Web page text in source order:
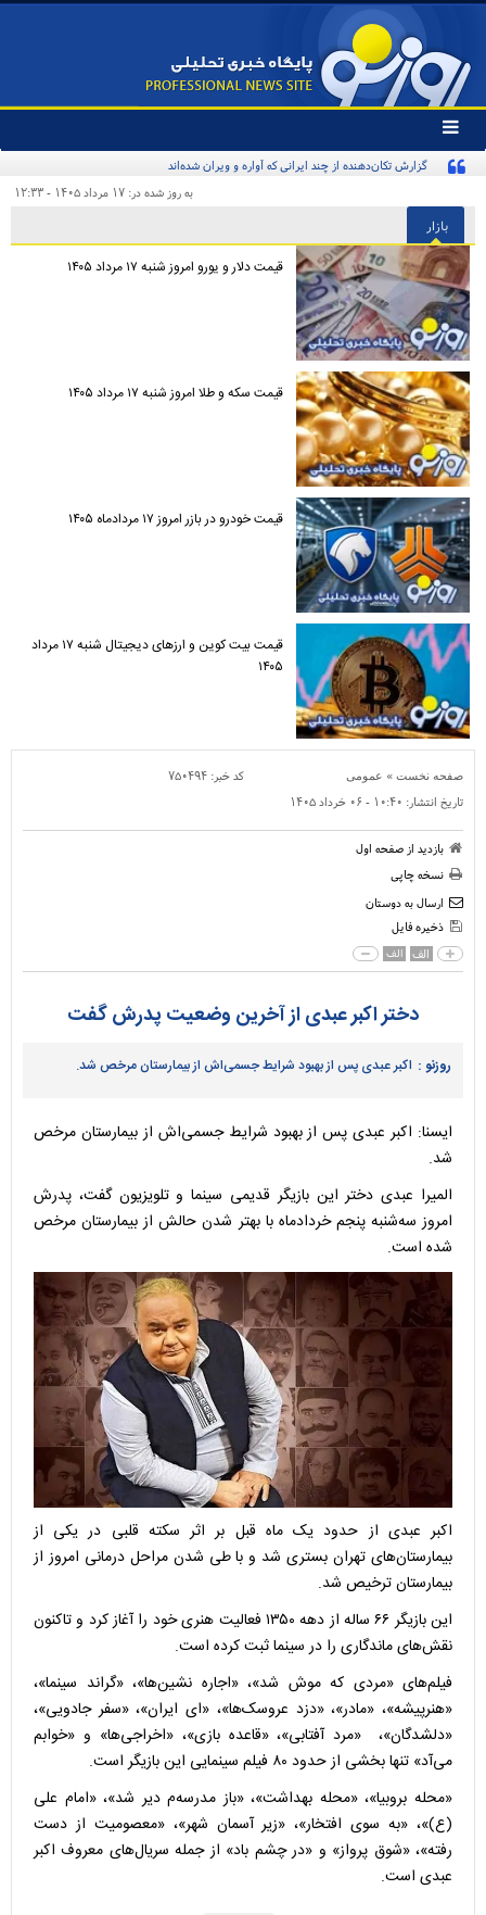
تغییر
وضعیت
منوی
ها
گزارش تکان‌دهنده از چند ایرانی که آواره و ویران شده‌اند
به روز شده در: ۱۷ مرداد ۱۴۰۵ - ۱۲:۳۳
بازار
قیمت دلار و یورو امروز شنبه ۱۷ مرداد ۱۴۰۵
قیمت سکه و طلا امروز شنبه ۱۷ مرداد ۱۴۰۵
قیمت خودرو در بازر امروز ۱۷ مردادماه ۱۴۰۵
قیمت بیت کوین و ارز‌های دیجیتال شنبه ۱۷ مرداد
۱۴۰۵
صفحه نخست » عمومی کد خبر: ۷۵۰۴۹۴
تاریخ انتشار: ۱۰:۴۰ - ۰۶ خرداد ۱۴۰۵
بازدید از صفحه اول
نسخه چاپی
ارسال به دوستان
ذخیره فایل
الف الف
دختر اکبر عبدی از آخرین وضعیت پدرش گفت
روزنو : اکبر عبدی پس از بهبود شرایط جسمی‌اش از بیمارستان مرخص شد.
ایسنا: اکبر عبدی پس از بهبود شرایط جسمی‌اش از بیمارستان مرخص
شد.
المیرا عبدی دختر این بازیگر قدیمی سینما و تلویزیون گفت، پدرش
امروز سه‌شنبه پنجم خردادماه با بهتر شدن حالش از بیمارستان مرخص
شده است.
اکبر عبدی از حدود یک ماه قبل بر اثر سکته قلبی در یکی از
بیمارستان‌های تهران بستری شد و با طی شدن مراحل درمانی امروز از
بیمارستان ترخیص شد.
این بازیگر ۶۶ ساله از دهه ۱۳۵۰ فعالیت هنری خود را آغاز کرد و تاکنون
نقش‌های ماندگاری را در سینما ثبت کرده است.
فیلم‌های «مردی که موش شد»، «اجاره نشین‌ها»، «گراند سینما»،
«هنرپیشه»، «مادر»، «دزد عروسک‌ها»، «ای ایران»، «سفر جادویی»،
«دلشدگان»، ‌ «مرد آفتابی»، «قاعده بازی»، «اخراجی‌ها» و «خوابم
می‌آد» تنها بخشی از حدود ۸۰ فیلم سینمایی این بازیگر است.
«محله بروبیا»، «محله بهداشت»، «باز مدرسه‌م دیر شد»، «امام علی
(ع)»، «به سوی افتخار»، «زیر آسمان شهر»، «معصومیت از دست
رفته»، «شوق پرواز» و «در چشم باد» از جمله سریال‌های معروف اکبر
عبدی است.